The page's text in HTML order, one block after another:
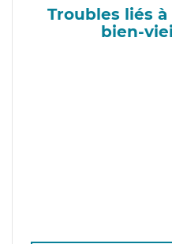
Troubles liés
bien-